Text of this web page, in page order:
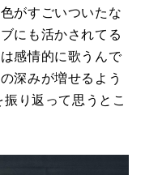
がすごいついたな
にも活かされてる
感情的に歌うんで
深みが増せるよう
り返って思うとこ